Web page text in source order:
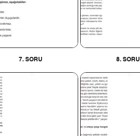
7. SORU 8. SORU